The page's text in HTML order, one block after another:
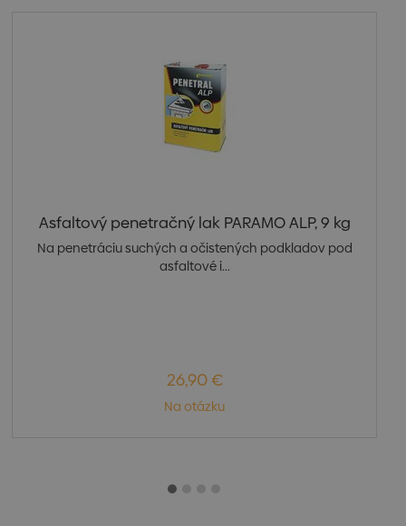
Asfaltový penetračný lak PARAMO ALP, 9 kg
Na penetráciu suchých a očistených podkladov pod
asfaltové i...
26,90 €
Na otázku